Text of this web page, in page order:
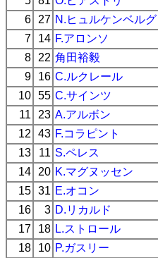
6
27 N.ヒュルケンベルグ
7
14 F.アロンソ
8
22 角田裕毅
9
16 C.ルクレール
10 55 C.サインツ
11
23 A.アルボン
12
43 F.コラピント
13
11 S.ペレス
14
20 K.マグヌッセン
15 31 E.オコン
16
3 D.リカルド
17
18 L.ストロール
18
10 P.ガスリー